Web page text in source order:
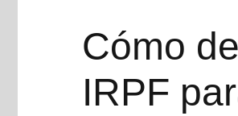
Cómo
IRPF